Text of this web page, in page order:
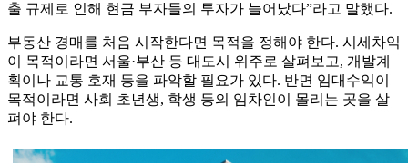
출 규제로 인해 현금 부자들의 투자가 늘어났다”라고 말했다.
부동산 경매를 처음 시작한다면 목적을 정해야 한다. 시세차익
이 목적이라면 서울·부산 등 대도시 위주로 살펴보고, 개발계
획이나 교통 호재 등을 파악할 필요가 있다. 반면 임대수익이
목적이라면 사회 초년생, 학생 등의 임차인이 몰리는 곳을 살
펴야 한다.